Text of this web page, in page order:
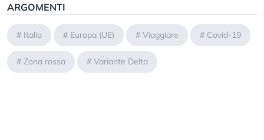
ARGOMENTI
# Italia # Europa (UE) # Viaggiare # Covid-19
# Zona rossa # Variante Delta